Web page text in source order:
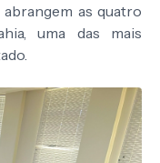
abrangem as quatro
uma das mais